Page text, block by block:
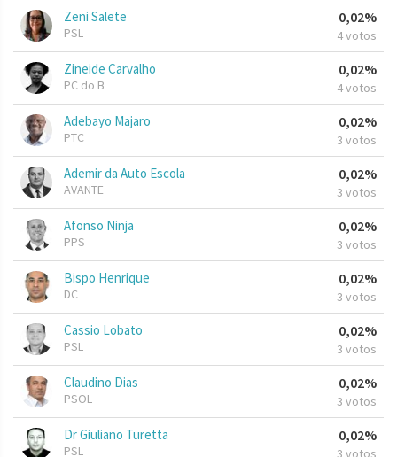
Zeni Salete
PSL
0,02%
4 votos
Zineide Carvalho
PC do B
0,02%
4 votos
Adebayo Majaro
PTC
0,02%
3 votos
Ademir da Auto Escola
AVANTE
0,02%
3 votos
Afonso Ninja
PPS
0,02%
3 votos
Bispo Henrique
DC
0,02%
3 votos
Cassio Lobato
PSL
0,02%
3 votos
Claudino Dias
PSOL
0,02%
3 votos
Dr Giuliano Turetta
PSL
0,02%
3 votos